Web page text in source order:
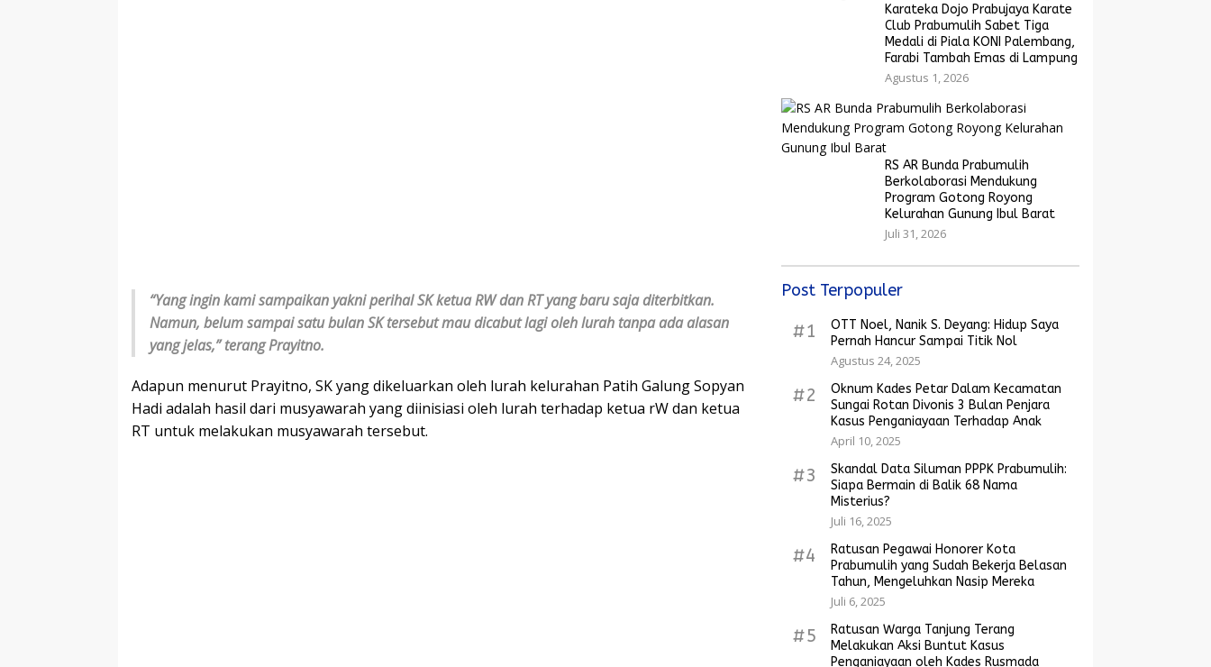
“Yang ingin kami sampaikan yakni perihal SK ketua RW dan RT yang baru saja diterbitkan.
Namun, belum sampai satu bulan SK tersebut mau dicabut lagi oleh lurah tanpa ada alasan
yang jelas,” terang Prayitno.
Adapun menurut Prayitno, SK yang dikeluarkan oleh lurah kelurahan Patih Galung Sopyan
Hadi adalah hasil dari musyawarah yang diinisiasi oleh lurah terhadap ketua rW dan ketua
RT untuk melakukan musyawarah tersebut.
Karateka Dojo Prabujaya Karate
Club Prabumulih Sabet Tiga
Medali di Piala KONI Palembang,
Farabi Tambah Emas di Lampung
Agustus 1, 2026
RS AR Bunda Prabumulih
Berkolaborasi Mendukung
Program Gotong Royong
Kelurahan Gunung Ibul Barat
Juli 31, 2026
Post Terpopuler
#1
OTT Noel, Nanik S. Deyang: Hidup Saya
Pernah Hancur Sampai Titik Nol
Agustus 24, 2025
#2
Oknum Kades Petar Dalam Kecamatan
Sungai Rotan Divonis 3 Bulan Penjara
Kasus Penganiayaan Terhadap Anak
April 10, 2025
#3
Skandal Data Siluman PPPK Prabumulih:
Siapa Bermain di Balik 68 Nama
Misterius?
Juli 16, 2025
#4
Ratusan Pegawai Honorer Kota
Prabumulih yang Sudah Bekerja Belasan
Tahun, Mengeluhkan Nasip Mereka
Juli 6, 2025
#5
Ratusan Warga Tanjung Terang
Melakukan Aksi Buntut Kasus
Penganiayaan oleh Kades Rusmada